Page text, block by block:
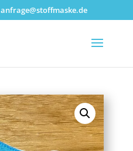
anfrage@stoffmaske.de